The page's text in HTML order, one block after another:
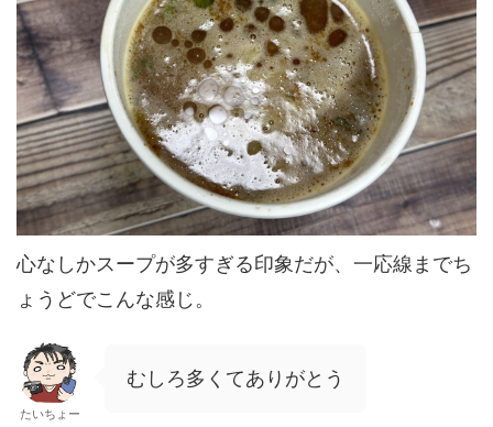
心なしかスープが多すぎる印象だが、一応線までち
ょうどでこんな感じ。
たいちょー
むしろ多くてありがとう